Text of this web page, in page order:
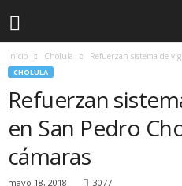
Inicio Cholula Refuerzan sistema de
CHOLULA
Refuerzan
en San Pedro
cámaras
mayo 18, 2018 3077